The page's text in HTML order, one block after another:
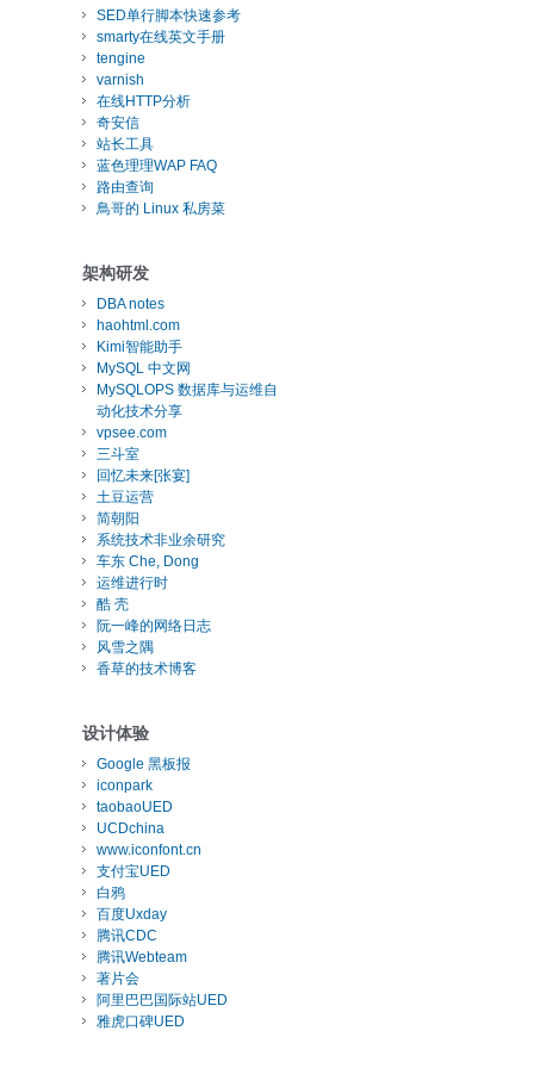
SED单行脚本快速参考
smarty在线英文手册
tengine
varnish
在线HTTP分析
奇安信
站长工具
蓝色理理WAP FAQ
路由查询
鳥哥的 Linux 私房菜
架构研发
DBA notes
haohtml.com
Kimi智能助手
MySQL 中文网
MySQLOPS 数据库与运维自
动化技术分享
vpsee.com
三斗室
回忆未来[张宴]
土豆运营
简朝阳
系统技术非业余研究
车东 Che, Dong
运维进行时
酷 壳
阮一峰的网络日志
风雪之隅
香草的技术博客
设计体验
Google 黑板报
iconpark
taobaoUED
UCDchina
www.iconfont.cn
支付宝UED
白鸦
百度Uxday
腾讯CDC
腾讯Webteam
著片会
阿里巴巴国际站UED
雅虎口碑UED